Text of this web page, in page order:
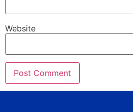
Website